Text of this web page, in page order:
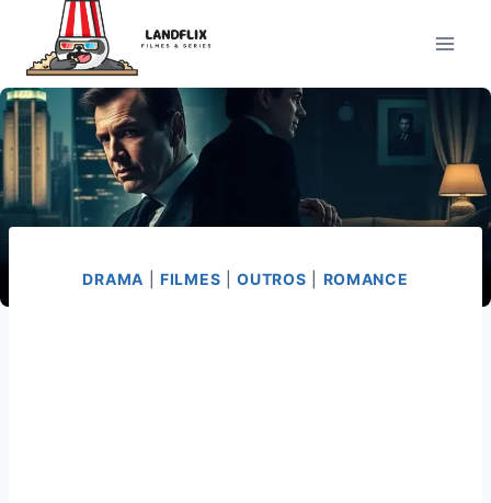
Conteúdo
DRAMA |FILMES |OUTROS ROMANCE